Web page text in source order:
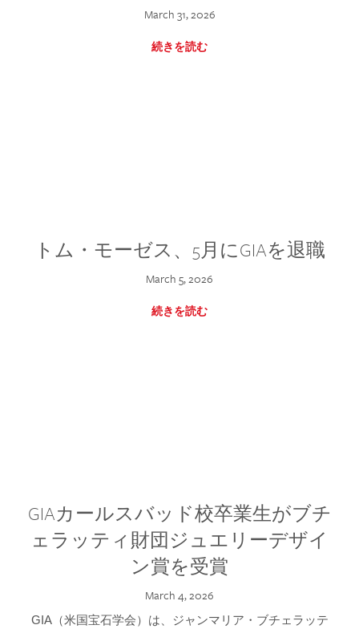
March 31, 2026
続きを読む
トム・モーゼス、5月にGIAを退職
March 5, 2026
続きを読む
GIAカールスバッド校卒業生がブチ
ェラッティ財団ジュエリーデザイ
ン賞を受賞
March 4, 2026
GIA（米国宝石学会）は、ジャンマリア・ブチェラッテ